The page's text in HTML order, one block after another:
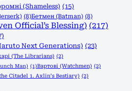
(Shameless) (15)
(8)Бетмен (Batman) (8)
Official’s Blessing) (217)
Next Generations) (23)
(The Librarians) (2)
Man) (1)Вартові (Watchmen) (2)
Citadel 1. Axlin’s Bestiary) (2)